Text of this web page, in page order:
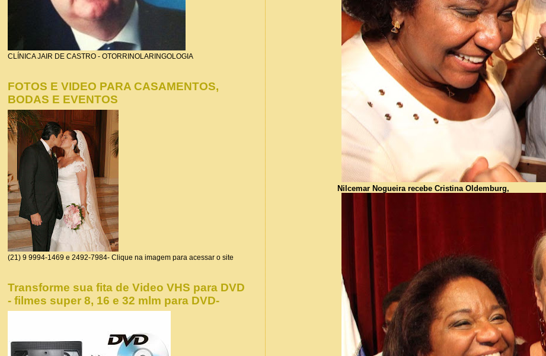
Nilcemar Nogueira recebe Cristina Oldemburg,
CLÍNICA JAIR DE CASTRO - OTORRINOLARINGOLOGIA
FOTOS E VIDEO PARA CASAMENTOS,
BODAS E EVENTOS
(21) 9 9994-1469 e 2492-7984- Clique na imagem para acessar o site
Transforme sua fita de Video VHS para DVD
- filmes super 8, 16 e 32 mlm para DVD-